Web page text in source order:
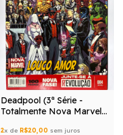
Deadpool (3ª Série -
Totalmente Nova Marvel)
2x de R$20,00 sem juros